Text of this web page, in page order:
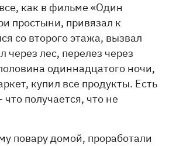
как в фильме «Один
простыни, привязал к
со второго этажа, вызвал
через лес, перелез через
одиннадцатого ночи,
купил все продукты. Есть
получается, что не
повару домой, проработали